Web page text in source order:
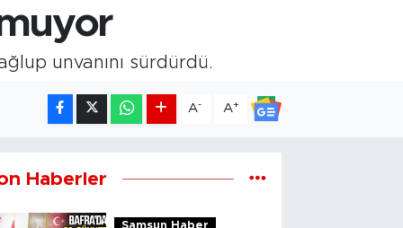
unvanını sürdürdü.
A- A+
Haberler